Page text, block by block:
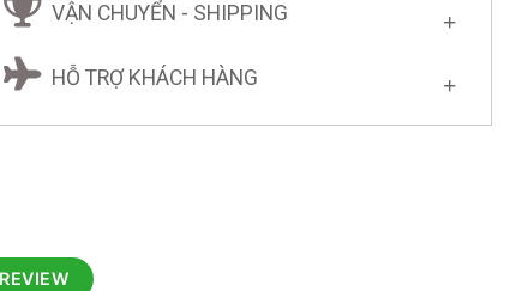
VẬN CHUYỂN - SHIPPING
HỖ TRỢ KHÁCH HÀNG